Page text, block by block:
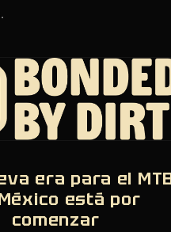
era para el
está por
comenzar